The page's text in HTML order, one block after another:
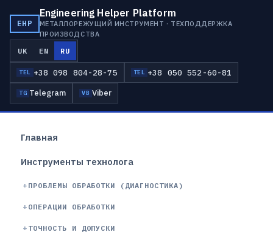
EHP
Engineering Helper Platform
МЕТАЛЛОРЕЖУЩИЙ ИНСТРУМЕНТ · ТЕХПОДДЕРЖКА
ПРОИЗВОДСТВА
UK EN RU
TEL +38 098 804-28-75 TEL +38 050 552-60-81
TG Telegram VB Viber
Главная
Инструменты технолога
ПРОБЛЕМЫ ОБРАБОТКИ (ДИАГНОСТИКА)
ОПЕРАЦИИ ОБРАБОТКИ
ТОЧНОСТЬ И ДОПУСКИ